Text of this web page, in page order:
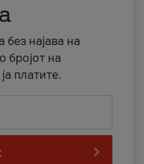
без најава на
бројот на
платите.